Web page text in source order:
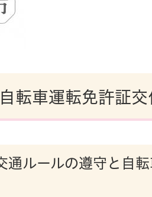
転車運転免許証
通ルールの遵守と自